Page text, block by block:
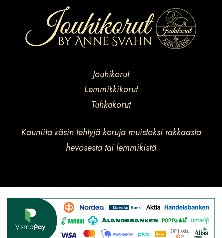
Jouhikorut
Lemmikkikorut
Tuhkakorut
Kauniita käsin tehtyjä koruja muistoksi rakkaasta
hevosesta tai lemmikistä